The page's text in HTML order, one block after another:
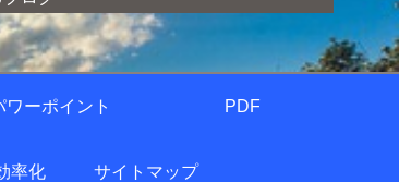
ワーポイント PDF
率化 サイトマップ